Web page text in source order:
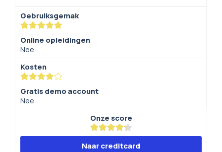
Gebruiksgemak
Online opleidingen
Nee
Kosten
Gratis demo account
Nee
Onze score
Naar creditcard